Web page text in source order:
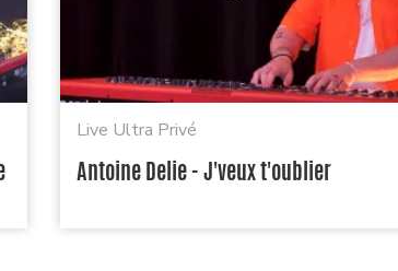
Live Ultra Privé
Antoine Delie - J'veux t'oublier